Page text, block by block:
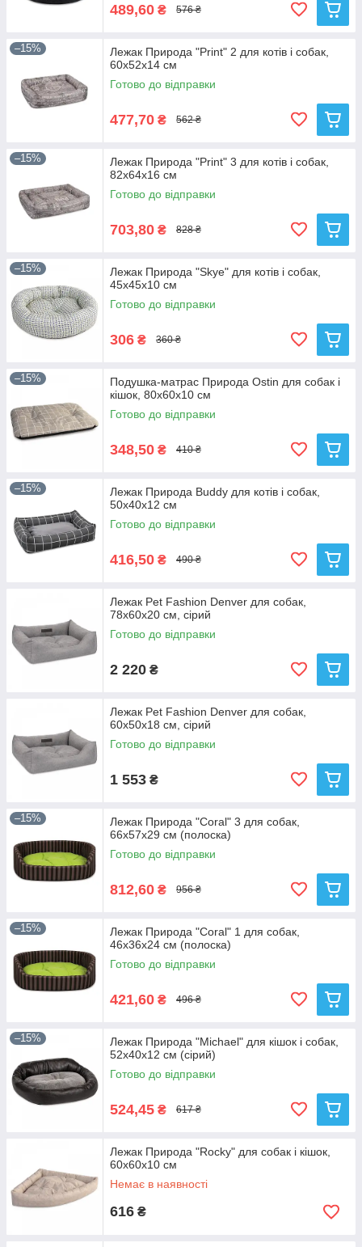
489,60 ₴ 576 ₴
–15%
Лежак Природа "Print" 2 для котів і собак,
60х52х14 см
Готово до відправки
477,70 ₴ 562 ₴
–15%
Лежак Природа "Print" 3 для котів і собак,
82х64х16 см
Готово до відправки
703,80 ₴ 828 ₴
–15%
Лежак Природа "Skye" для котів і собак,
45х45х10 см
Готово до відправки
306 ₴ 360 ₴
–15%
Подушка-матрас Природа Ostin для собак і
кішок, 80х60х10 см
Готово до відправки
348,50 ₴ 410 ₴
–15%
Лежак Природа Buddy для котів і собак,
50х40х12 см
Готово до відправки
416,50 ₴ 490 ₴
Лежак Pet Fashion Denver для собак,
78х60х20 см, сірий
Готово до відправки
2 220 ₴
Лежак Pet Fashion Denver для собак,
60х50х18 см, сірий
Готово до відправки
1 553 ₴
–15%
Лежак Природа "Coral" 3 для собак,
66х57х29 см (полоска)
Готово до відправки
812,60 ₴ 956 ₴
–15%
Лежак Природа "Coral" 1 для собак,
46х36х24 см (полоска)
Готово до відправки
421,60 ₴ 496 ₴
–15%
Лежак Природа "Michael" для кішок і собак,
52х40х12 см (сірий)
Готово до відправки
524,45 ₴ 617 ₴
Лежак Природа "Rocky" для собак і кішок,
60х60х10 см
Немає в наявності
616 ₴